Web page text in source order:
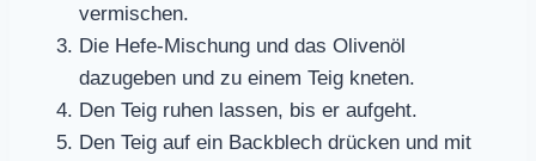
vermischen.
Die Hefe-Mischung und das Olivenöl
dazugeben und zu einem Teig kneten.
Den Teig ruhen lassen, bis er aufgeht.
Den Teig auf ein Backblech drücken und mit